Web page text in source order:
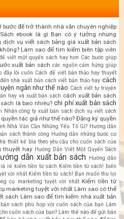
bước để trở thành nhà văn chuyên nghiệp
ebook là gì Bạn có ý tưởng nhưng
dịch vụ viết sách bảng giá xuất bản sách
Làm sao để tìm kiếm biên tập viên
viết một quyển sách hay hơn Các bước giúp
xuất bản sách các nguồn cảm hứng giúp
đầy lôi cuốn Cách để viết bản thảo hay thuyết
nhà xuất bản cách viết bản thảo hay cách
ngắn như thế nào Cách viết tự truyện
hay và xuất bản sách cách xuất bản sách
là bao nhiêu? chi phí xuất bản sách
Nhân công ty xuất bản sách dịch vụ viết sách
tác giả như thế nào? Đăng ký quyền
Nhà Văn Cần Những Yếu Tố Gì? Hướng dẫn
sách thành công Hướng dẫn những bước cơ
thiết kế bìa theo yêu cầu cho cuốn sách của
thuyết hay Hướng Dẫn Viết Một Quyển Sách
dẫn xuất bản sách
Hướng dẫn
rẻ kiếm tiền từ sách Kiếm tiền từ sách! biến
vời nhất Kiếm tiền từ sách! Bạn muốn thu lợi
cụ marketing tuyệt vời nhất Kiếm tiền từ
marketing tuyệt vời nhất Làm sao có thể
sách Làm sao để tìm kiếm nhà xuất bản
sách phù hợp với cuốn sách của bạn Làm
cuốn sách của bạn? Làm thế nào để gửi bản